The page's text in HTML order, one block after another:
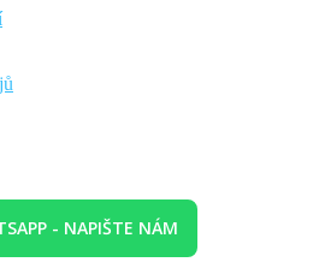
- NAPIŠTE NÁM